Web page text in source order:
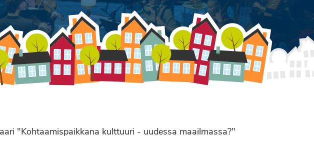
"Kohtaamispaikkana kulttuuri - uudessa maailmassa?"